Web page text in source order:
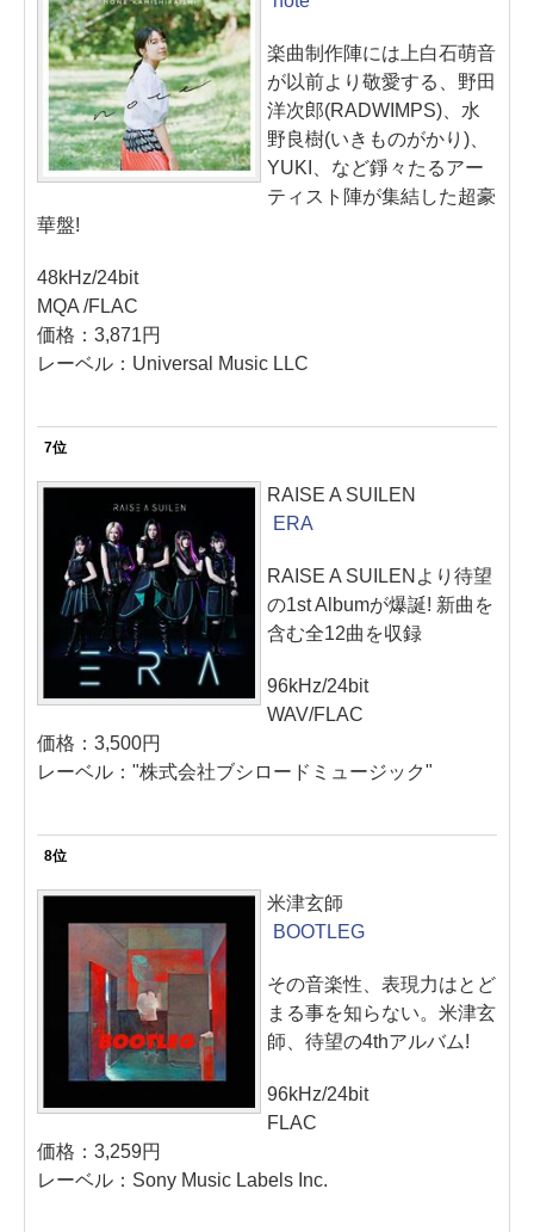
楽曲制作陣には上白石萌音
が以前より敬愛する、野田
洋次郎(RADWIMPS)、水
野良樹(いきものがかり)、
YUKI、など錚々たるアー
ティスト陣が集結した超豪
華盤!
48kHz/24bit
MQA /FLAC
価格：3,871円
レーベル：Universal Music LLC
7位
RAISE A SUILEN
ERA
RAISE A SUILENより待望
の1st Albumが爆誕! 新曲を
含む全12曲を収録
96kHz/24bit
WAV/FLAC
価格：3,500円
レーベル："株式会社ブシロードミュージック"
8位
米津玄師
BOOTLEG
その音楽性、表現力はとど
まる事を知らない。米津玄
師、待望の4thアルバム!
96kHz/24bit
FLAC
価格：3,259円
レーベル：Sony Music Labels Inc.